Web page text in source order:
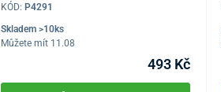
KÓD:P4291
Skladem >10ks
Můžete mít 11.08
493 Kč